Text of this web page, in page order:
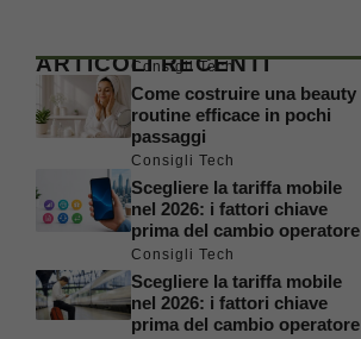
ARTICOLI RECENTI
Consigli Tech
Come costruire una beauty
routine efficace in pochi
passaggi
Consigli Tech
Scegliere la tariffa mobile
nel 2026: i fattori chiave
prima del cambio operatore
Consigli Tech
Scegliere la tariffa mobile
nel 2026: i fattori chiave
prima del cambio operatore